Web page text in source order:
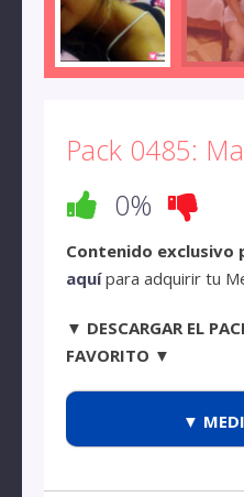
Pack 0485:
0%
Contenido exclusivo
aquípara adquirir tu
▼ DESCARGAR EL
FAVORITO ▼
▼